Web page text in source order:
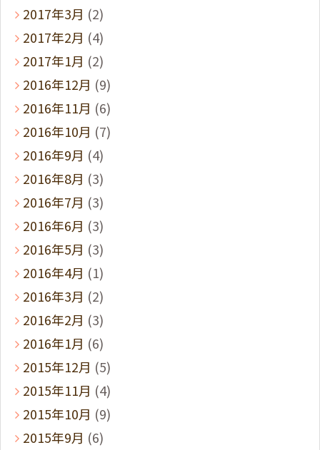
2017年3月 (2)
2017年2月 (4)
2017年1月 (2)
2016年12月 (9)
2016年11月 (6)
2016年10月 (7)
2016年9月 (4)
2016年8月 (3)
2016年7月 (3)
2016年6月 (3)
2016年5月 (3)
2016年4月 (1)
2016年3月 (2)
2016年2月 (3)
2016年1月 (6)
2015年12月 (5)
2015年11月 (4)
2015年10月 (9)
2015年9月 (6)